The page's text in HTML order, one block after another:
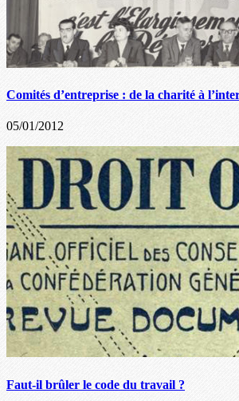
Comités d’entreprise : de la charité à
05/01/2012
Faut-il brûler le code du travail ?